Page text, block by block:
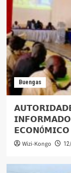
Buengas
Wizi-Kongo